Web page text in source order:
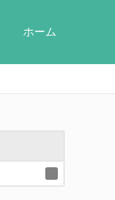
ホーム